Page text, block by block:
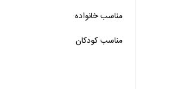
خیر
مناسب خانواده‌
مناسب کودکان